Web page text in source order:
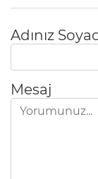
Adınız
Mesaj